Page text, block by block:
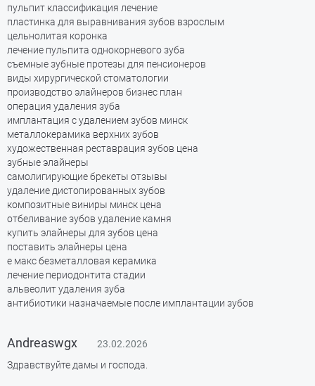
пульпит классификация лечение
пластинка для выравнивания зубов взрослым
цельнолитая коронка
лечение пульпита однокорневого зуба
съемные зубные протезы для пенсионеров
виды хирургической стоматологии
производство элайнеров бизнес план
операция удаления зуба
имплантация с удалением зубов минск
металлокерамика верхних зубов
художественная реставрация зубов цена
зубные элайнеры
самолигирующие брекеты отзывы
удаление дистопированных зубов
композитные виниры минск цена
отбеливание зубов удаление камня
купить элайнеры для зубов цена
поставить элайнеры цена
е макс безметалловая керамика
лечение периодонтита стадии
альвеолит удаления зуба
антибиотики назначаемые после имплантации зубов
Andreaswgx
23.02.2026
Здравствуйте дамы и господа.